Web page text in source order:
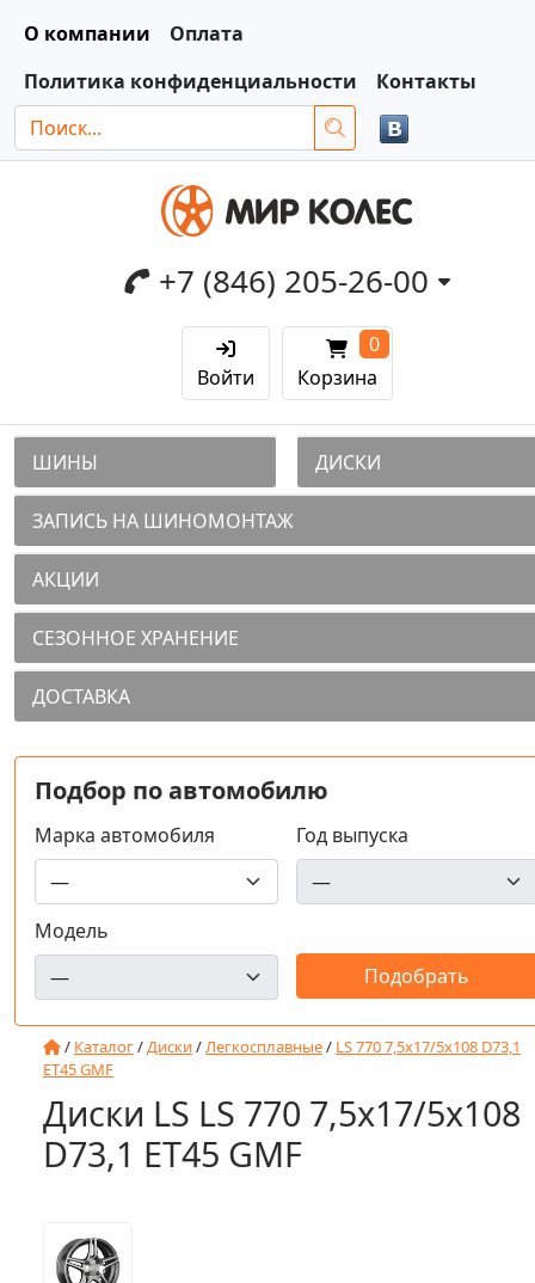
О компании
Оплата
Политика конфиденциальности
Контакты
+7 (846) 205-26-00
Войти Корзина
0
ШИНЫ ДИСКИ
ЗАПИСЬ НА ШИНОМОНТАЖ
АКЦИИ
СЕЗОННОЕ ХРАНЕНИЕ
ДОСТАВКА
Подбор по автомобилю
Марка автомобиля Год выпуска
Модель
/ Каталог/Диски/Легкосплавные/ LS 770 7,5x17/5x108 D73,1
ET45 GMF
Диски LS LS 770 7,5x17/5x108
D73,1 ET45 GMF